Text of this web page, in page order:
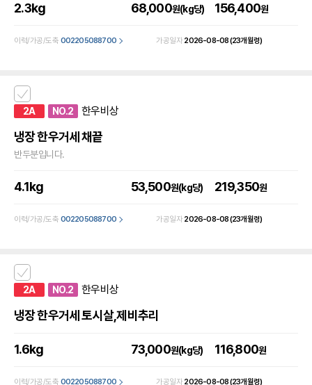
이력/가공/도축 002205088700 가공일자 2026-08-08(23개월령)
2.3kg 68,000원(kg당) 156,400원
2A NO.2 한우비상
냉장 한우거세 채끝
반두분입니다.
이력/가공/도축 002205088700 가공일자 2026-08-08(23개월령)
4.1kg 53,500원(kg당) 219,350원
2A NO.2 한우비상
냉장 한우거세 토시살,제비추리
이력/가공/도축 002205088700 가공일자 2026-08-08(23개월령)
1.6kg 73,000원(kg당) 116,800원